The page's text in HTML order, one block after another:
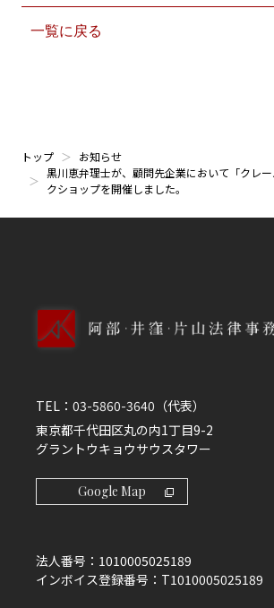
一覧に戻る
トップ
お知らせ
黒川恵弁理士が、顧問先企業において「クレ
クショップを開催しました。
TEL： 03-5860-3640 （代表）
東京都千代田区丸の内1丁目9-2
グラントウキョウサウスタワー
Google Map
法人番号： 1010005025189
インボイス登録番号： T1010005025189